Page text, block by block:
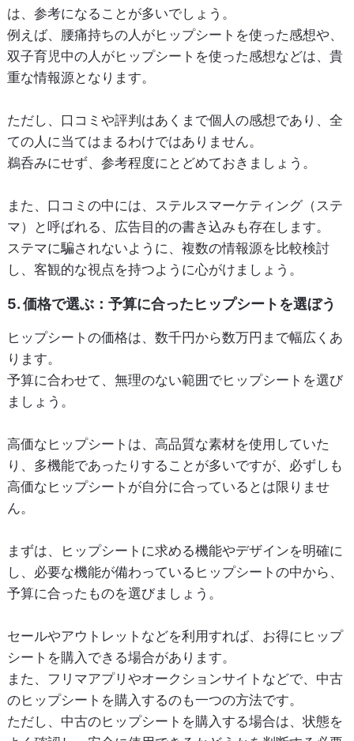
は、参考になることが多いでしょう。
例えば、腰痛持ちの人がヒップシートを使った感想や、
双子育児中の人がヒップシートを使った感想などは、貴
重な情報源となります。
ただし、口コミや評判はあくまで個人の感想であり、全
ての人に当てはまるわけではありません。
鵜呑みにせず、参考程度にとどめておきましょう。
また、口コミの中には、ステルスマーケティング（ステ
マ）と呼ばれる、広告目的の書き込みも存在します。
ステマに騙されないように、複数の情報源を比較検討
し、客観的な視点を持つように心がけましょう。
5. 価格で選ぶ：予算に合ったヒップシートを選ぼう
ヒップシートの価格は、数千円から数万円まで幅広くあ
ります。
予算に合わせて、無理のない範囲でヒップシートを選び
ましょう。
高価なヒップシートは、高品質な素材を使用していた
り、多機能であったりすることが多いですが、必ずしも
高価なヒップシートが自分に合っているとは限りませ
ん。
まずは、ヒップシートに求める機能やデザインを明確に
し、必要な機能が備わっているヒップシートの中から、
予算に合ったものを選びましょう。
セールやアウトレットなどを利用すれば、お得にヒップ
シートを購入できる場合があります。
また、フリマアプリやオークションサイトなどで、中古
のヒップシートを購入するのも一つの方法です。
ただし、中古のヒップシートを購入する場合は、状態を